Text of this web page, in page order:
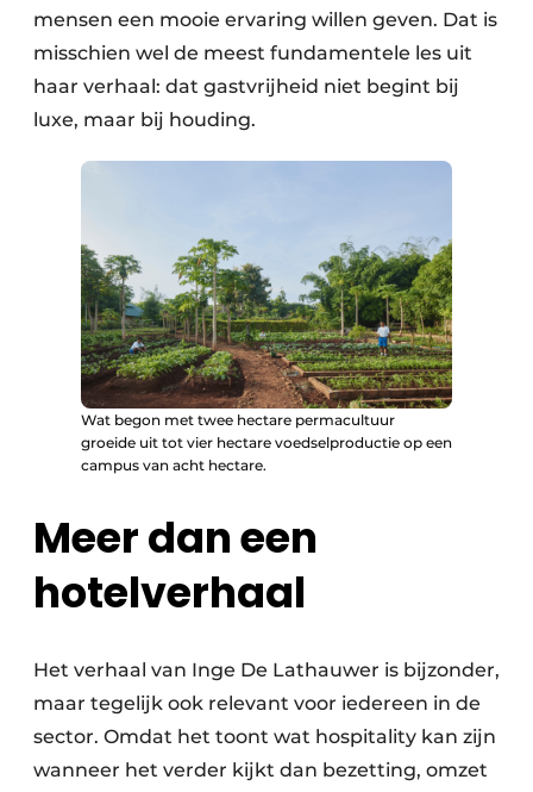
mensen een mooie ervaring willen geven. Dat is
misschien wel de meest fundamentele les uit
haar verhaal: dat gastvrijheid niet begint bij
luxe, maar bij houding.
Wat begon met twee hectare permacultuur
groeide uit tot vier hectare voedselproductie op een
campus van acht hectare.
Meer dan een
hotelverhaal
Het verhaal van Inge De Lathauwer is bijzonder,
maar tegelijk ook relevant voor iedereen in de
sector. Omdat het toont wat hospitality kan zijn
wanneer het verder kijkt dan bezetting, omzet